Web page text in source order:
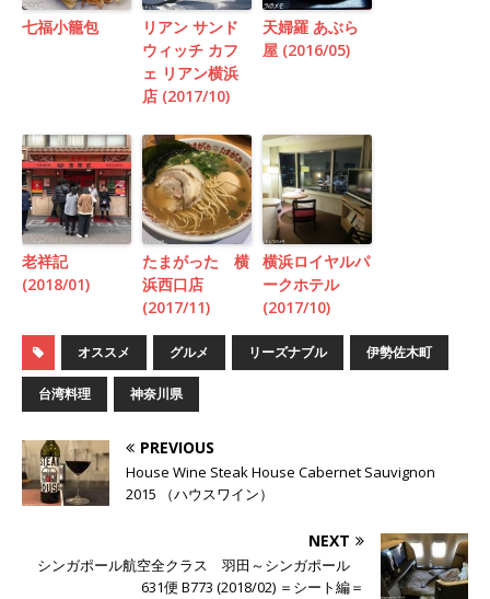
七福小籠包
リアン サンド
ウィッチ カフ
ェ リアン横浜
店 (2017/10)
天婦羅 あぶら
屋 (2016/05)
老祥記
(2018/01)
たまがった 横
浜西口店
(2017/11)
横浜ロイヤルパ
ークホテル
(2017/10)
オススメ グルメ リーズナブル 伊勢佐木町
台湾料理 神奈川県
PREVIOUS
House Wine Steak House Cabernet Sauvignon
2015 （ハウスワイン）
NEXT
シンガポール航空全クラス 羽田～シンガポール
631便 B773 (2018/02) ＝シート編＝